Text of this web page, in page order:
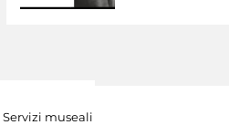
Servizi museali